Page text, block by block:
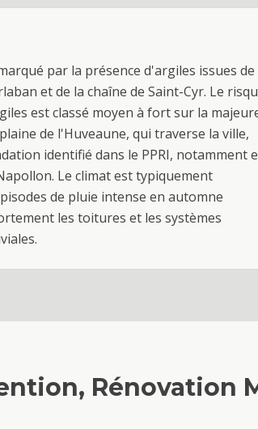
par la présence d'argiles issues de
et de la chaîne de Saint-Cyr. Le
est classé moyen à fort sur la
de l'Huveaune, qui traverse la ville,
identifié dans le PPRI, notamment
Le climat est typiquement
de pluie intense en automne
les toitures et les systèmes
Rénovation